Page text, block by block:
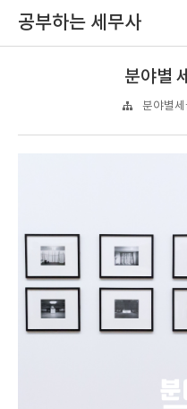
공부하는 세무사
분야별
분야별세